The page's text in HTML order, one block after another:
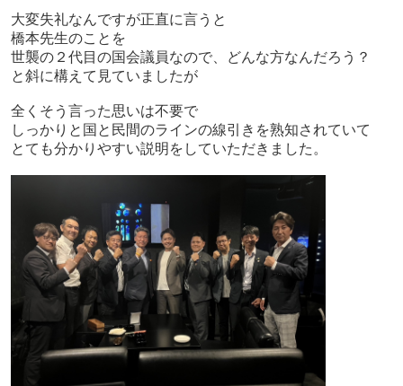
大変失礼なんですが正直に言うと
橋本先生のことを
世襲の２代目の国会議員なので、どんな方なんだろう？
と斜に構えて見ていましたが
全くそう言った思いは不要で
しっかりと国と民間のラインの線引きを熟知されていて
とても分かりやすい説明をしていただきました。